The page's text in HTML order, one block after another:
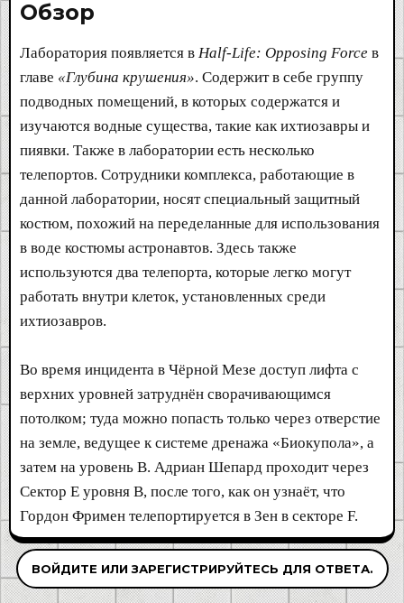
Обзор​
Лаборатория появляется в Half-Life: Opposing Force в
главе «Глубина крушения». Содержит в себе группу
подводных помещений, в которых содержатся и
изучаются водные существа, такие как ихтиозавры и
пиявки. Также в лаборатории есть несколько
телепортов. Сотрудники комплекса, работающие в
данной лаборатории, носят специальный защитный
костюм, похожий на переделанные для использования
в воде костюмы астронавтов. Здесь также
используются два телепорта, которые легко могут
работать внутри клеток, установленных среди
ихтиозавров.
Во время инцидента в Чёрной Мезе доступ лифта с
верхних уровней затруднён сворачивающимся
потолком; туда можно попасть только через отверстие
на земле, ведущее к системе дренажа «Биокупола», а
затем на уровень B. Адриан Шепард проходит через
Сектор Е уровня B, после того, как он узнаёт, что
Гордон Фримен телепортируется в Зен в секторе F.
ВОЙДИТЕ ИЛИ ЗАРЕГИСТРИРУЙТЕСЬ ДЛЯ ОТВЕТА.